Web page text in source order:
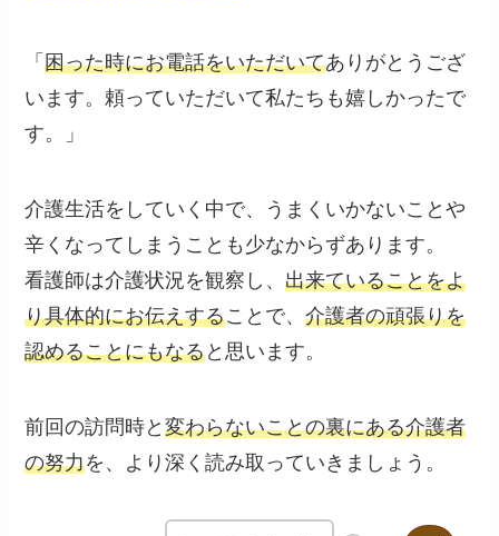
「困った時にお電話をいただいてありがとうござ
います。頼っていただいて私たちも嬉しかったで
す。」
介護生活をしていく中で、うまくいかないことや
辛くなってしまうことも少なからずあります。
看護師は介護状況を観察し、出来ていることをよ
り具体的にお伝えすることで、介護者の頑張りを
認めることにもなると思います。
前回の訪問時と変わらないことの裏にある介護者
の努力を、より深く読み取っていきましょう。